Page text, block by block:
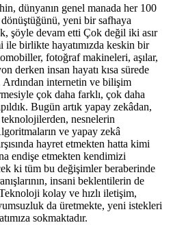
dünyanın genel manada her 100
yeni bir safhaya
şöyle devam etti Çok değil iki asır
birlikte hayatımızda keskin bir
fotoğraf makineleri, aşılar,
derken insan hayatı kısa sürede
internetin ve bilişim
çok daha farklı, çok daha
Bugün artık yapay zekâdan,
nesnelerin
ve yapay zekâ
hayret etmekten hatta kimi
endişe etmekten kendimizi
ki tüm bu değişimler beraberinde
insani beklentilerin de
kolay ve hızlı iletişim,
da üretmekte, yeni istekleri
sokmaktadır.